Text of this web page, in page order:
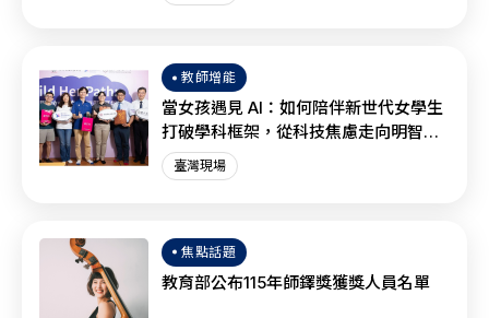
教師增能
當女孩遇見 AI：如何陪伴新世代女學生
打破學科框架，從科技焦慮走向明智協
作？
臺灣現場
焦點話題
教育部公布115年師鐸獎獲獎人員名單